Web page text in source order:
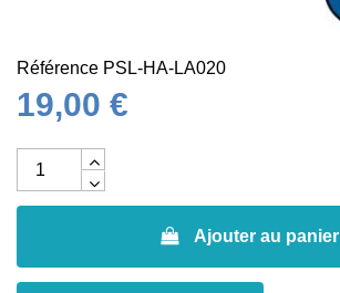
Référence PSL-HA-LA020
19,00 €
Ajouter au panier